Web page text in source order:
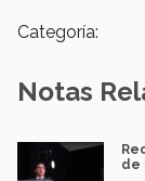
Categoría:
Notas
de